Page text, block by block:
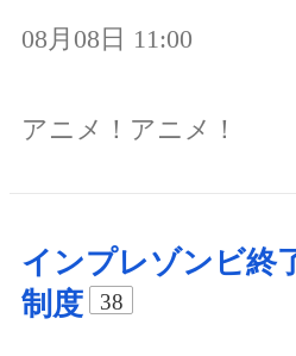
08月08日 11:00
アニメ！アニメ！
インプレゾンビ終
制度
38